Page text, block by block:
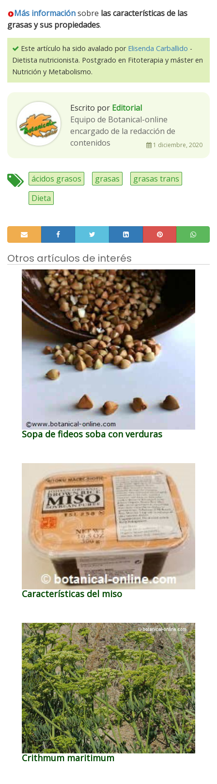
Más informaciónsobre las características de las
grasas y sus propiedades.
Este artículo ha sido avalado por Elisenda Carballido -
Dietista nutricionista. Postgrado en Fitoterapia y máster en
Nutrición y Metabolismo.
Escrito por Editorial
Equipo de Botanical-online
encargado de la redacción de
contenidos
1 diciembre, 2020
ácidos grasos grasas
grasas trans
Dieta
Otros artículos de interés
Sopa de fideos soba con verduras
Características del miso
Crithmum maritimum